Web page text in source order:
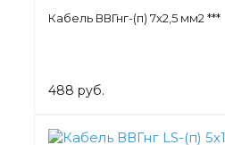
Кабель ВВГнг-(п) 7х2,5 мм2 ***
488 руб.